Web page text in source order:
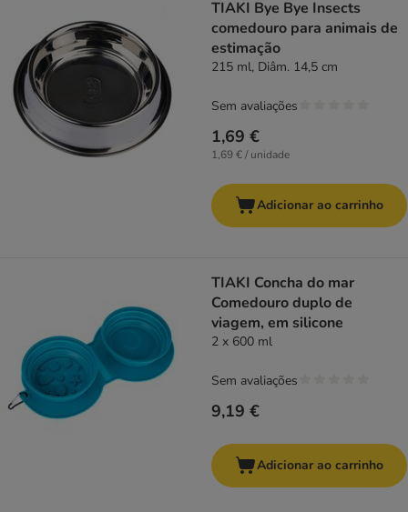
TIAKI Bye Bye Insects
comedouro para animais de
estimação
215 ml, Diâm. 14,5 cm
1,69 €
1,69 € / unidade
Sem avaliações
Adicionar ao carrinho
TIAKI Concha do mar
Comedouro duplo de
viagem, em silicone
2 x 600 ml
9,19 €
Sem avaliações
Adicionar ao carrinho